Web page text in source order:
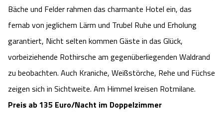
Bäche und Felder rahmen das charmante Hotel ein, das
fernab von jeglichem Lärm und Trubel Ruhe und Erholung
garantiert, Nicht selten kommen Gäste in das Glück,
vorbeiziehende Rothirsche am gegenüberliegenden Waldrand
zu beobachten. Auch Kraniche, Weißstörche, Rehe und Füchse
zeigen sich in Sichtweite. Am Himmel kreisen Rotmilane.
Preis ab 135 Euro/Nacht im Doppelzimmer